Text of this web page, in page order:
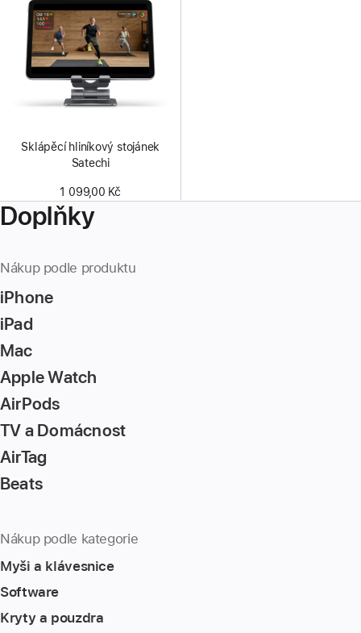
Sklápěcí hliníkový stojánek
Satechi
1 099,00 Kč
Doplňky
Nákup podle produktu
iPhone
iPad
Mac
Apple Watch
AirPods
TV a Domácnost
AirTag
Beats
Nákup podle kategorie
Myši a klávesnice
Software
Kryty a pouzdra